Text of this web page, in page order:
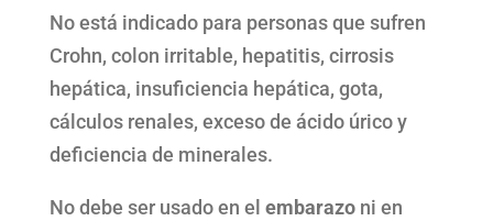
No está indicado para personas que sufren
Crohn, colon irritable, hepatitis, cirrosis
hepática, insuficiencia hepática, gota,
cálculos renales, exceso de ácido úrico y
deficiencia de minerales.
No debe ser usado en el embarazoni en